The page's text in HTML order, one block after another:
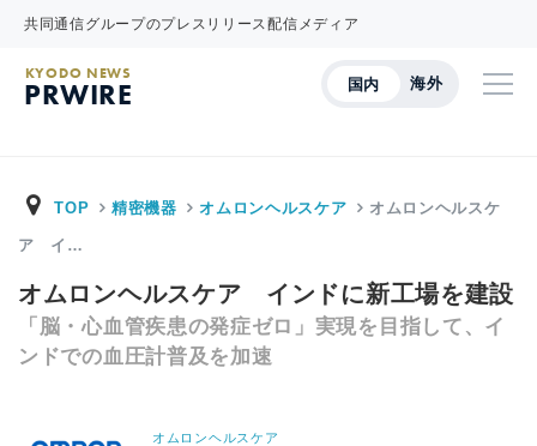
共同通信グループのプレスリリース配信メディア
国内 海外
KYODO NEWS
PRWIRE
TOP 精密機器 オムロンヘルスケア オムロンヘルスケ
ア イ…
オムロンヘルスケア インドに新工場を建設
「脳・心血管疾患の発症ゼロ」実現を目指して、イ
ンドでの血圧計普及を加速
オムロンヘルスケア